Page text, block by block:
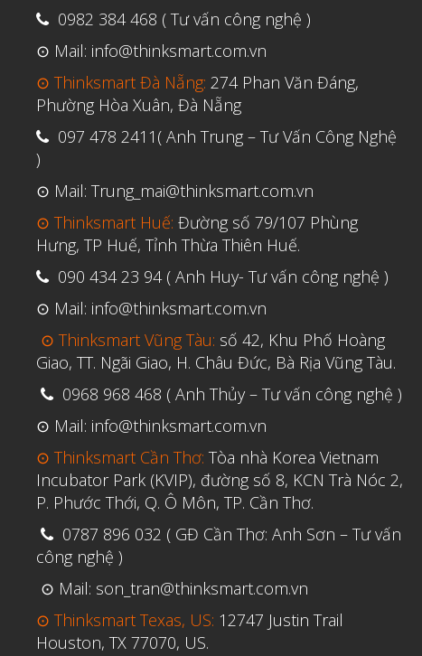
0982 384 468 ( Tư vấn công nghệ )
⊙ Mail: info@thinksmart.com.vn
⊙ Thinksmart Đà Nẵng: 274 Phan Văn Đáng,
Phường Hòa Xuân, Đà Nẵng
097 478 2411( Anh Trung – Tư Vấn Công Nghệ
)
⊙ Mail: Trung_mai@thinksmart.com.vn
⊙ Thinksmart Huế: Đường số 79/107 Phùng
Hưng, TP Huế, Tỉnh Thừa Thiên Huế.
090 434 23 94 ( Anh Huy- Tư vấn công nghệ )
⊙ Mail: info@thinksmart.com.vn
⊙ Thinksmart Vũng Tàu: số 42, Khu Phố Hoàng
Giao, TT. Ngãi Giao, H. Châu Đức, Bà Rịa Vũng Tàu.
0968 968 468 ( Anh Thủy – Tư vấn công nghệ )
⊙ Mail: info@thinksmart.com.vn
⊙ Thinksmart Cần Thơ: Tòa nhà Korea Vietnam
Incubator Park (KVIP), đường số 8, KCN Trà Nóc 2,
P. Phước Thới, Q. Ô Môn, TP. Cần Thơ.
0787 896 032 ( GĐ Cần Thơ: Anh Sơn – Tư vấn
công nghệ )
⊙ Mail: son_tran@thinksmart.com.vn
⊙ Thinksmart Texas, US: 12747 Justin Trail
Houston, TX 77070, US.